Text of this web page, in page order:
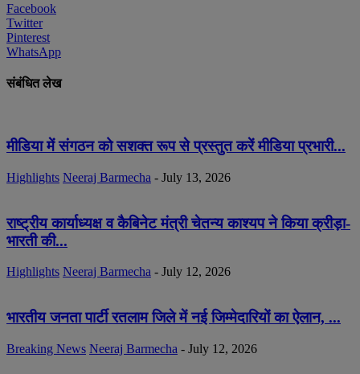
Facebook
Twitter
Pinterest
WhatsApp
संबंधित लेख
मीडिया में संगठन को सशक्त रूप से प्रस्तुत करें मीडिया प्रभारी...
Highlights Neeraj Barmecha - July 13, 2026
राष्ट्रीय कार्याध्यक्ष व कैबिनेट मंत्री चेतन्य काश्यप ने किया क्रीड़ा-
भारती की...
Highlights Neeraj Barmecha - July 12, 2026
भारतीय जनता पार्टी रतलाम जिले में नई जिम्मेदारियों का ऐलान, ...
Breaking News Neeraj Barmecha - July 12, 2026